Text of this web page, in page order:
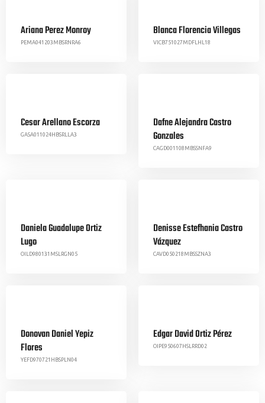
Ariana Perez Monroy
PEMA041203MBSRNRA6
Blanca Florencia Villegas
VICB751027MDFLHL18
Cesar Arellano Escorza
GASA011024HBSRLLA3
Dafne Alejandra Castro
Gonzales
CAGD001108MBSSNFA9
Daniela Guadalupe Ortiz
Lugo
OILD980131MSLRGN05
Denisse Estefhania Castro
Vázquez
CAVD050218MBSSZNA3
Donovan Daniel Yepiz
Flores
YEFD970721HBSPLN04
Edgar David Ortiz Pérez
OIPE950607HSLRRD02